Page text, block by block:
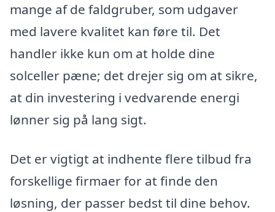
mange af de faldgruber, som udgaver
med lavere kvalitet kan føre til. Det
handler ikke kun om at holde dine
solceller pæne; det drejer sig om at sikre,
at din investering i vedvarende energi
lønner sig på lang sigt.
Det er vigtigt at indhente flere tilbud fra
forskellige firmaer for at finde den
løsning, der passer bedst til dine behov.